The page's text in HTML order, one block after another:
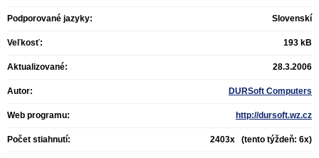
Podporované jazyky: Slovenskí
Veľkosť: 193 kB
Aktualizované: 28.3.2006
Autor: DURSoft Computers
Web programu: http://dursoft.wz.cz
Počet stiahnutí: 2403x (tento týždeň: 6x)